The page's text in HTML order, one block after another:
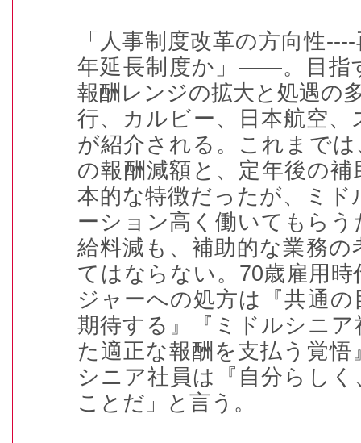
「人事制度改革の方向性
年延長制度か」――。目指
報酬レンジの拡大と処遇の
行、カルビー、日本航空
が紹介される。これまで
の報酬減額と、定年後の
本的な特徴だったが、ミ
ーション高く働いてもら
給料減も、補助的な業務
てはならない。 70歳雇用
ジャーへの処方は『共通
期待する』『ミドルシニ
た適正な報酬を支払う覚
シニア社員は『自分らし
ことだ」と言う。